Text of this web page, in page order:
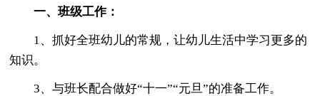
一、班级工作：
1、抓好全班幼儿的常规，让幼儿生活中学习更多的
知识。
3、与班长配合做好“十一”“元旦”的准备工作。